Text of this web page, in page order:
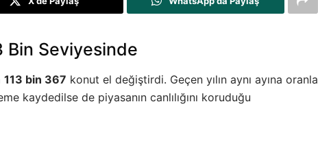
Bin Seviyesinde
113 bin 367 konut el değiştirdi. Geçen yılın aynı ayına oranla
kaydedilse de piyasanın canlılığını koruduğu